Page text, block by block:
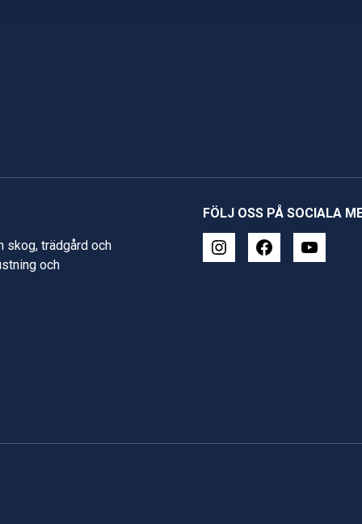
skog, trädgård och
och
FÖLJ OSS PÅ SOCIALA